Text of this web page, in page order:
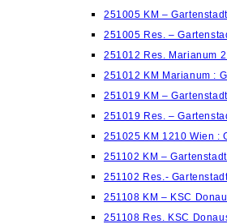
251005 KM –
251005 Res. –
251012 Res. Marianum
251012 KM Marianum :
251019 KM –
251019 Res. –
251025 KM 1210 Wien :
251102 KM –
251102 Res.-
251108 KM – KSC
251108 Res. KSC